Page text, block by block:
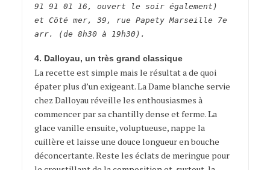
91 91 01 16, ouvert le soir également)
et Côté mer, 39, rue Papety Marseille 7e
arr. (de 8h30 à 19h30).
4. Dalloyau, un très grand classique
La recette est simple mais le résultat a de quoi
épater plus d’un exigeant. La Dame blanche servie
chez Dalloyau réveille les enthousiasmes à
commencer par sa chantilly dense et ferme. La
glace vanille ensuite, voluptueuse, nappe la
cuillère et laisse une douce longueur en bouche
déconcertante. Reste les éclats de meringue pour